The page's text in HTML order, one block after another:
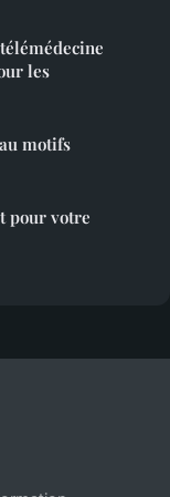
les
motifs
pour votre